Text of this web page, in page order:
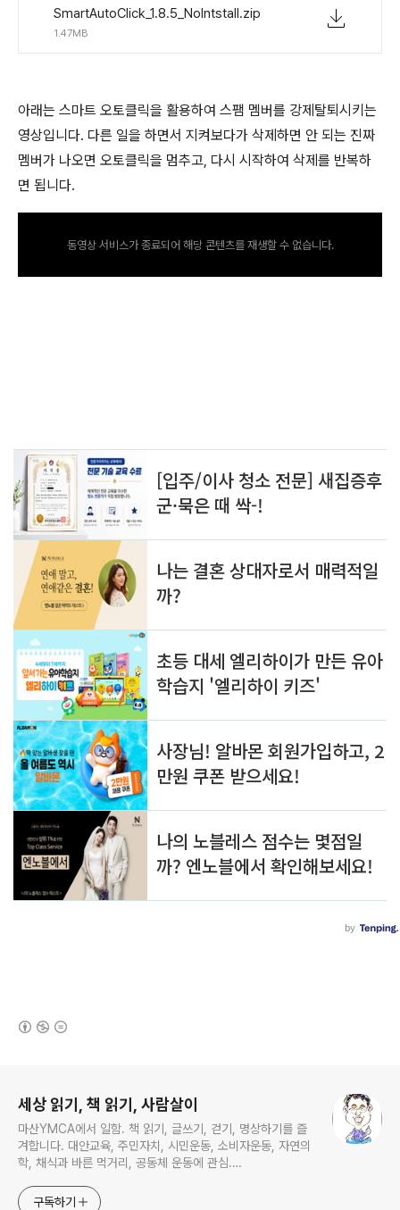
SmartAutoClick_1.8.5_NoIntstall.zip
1.47MB
아래는 스마트 오토클릭을 활용하여 스팸 멤버를 강제탈퇴시키는
영상입니다. 다른 일을 하면서 지켜보다가 삭제하면 안 되는 진짜
멤버가 나오면 오토클릭을 멈추고, 다시 시작하여 삭제를 반복하
면 됩니다.
동영상 서비스가 종료되어 해당 콘텐츠를 재생할 수 없습니다.
세상 읽기, 책 읽기, 사람살이
마산YMCA에서 일함. 책 읽기, 글쓰기, 걷기, 명상하기를 즐
겨합니다. 대안교육, 주민자치, 시민운동, 소비자운동, 자연의
학, 채식과 바른 먹거리, 공동체 운동에 관심.
http://www.facebook.com/ymcaman
구독하기